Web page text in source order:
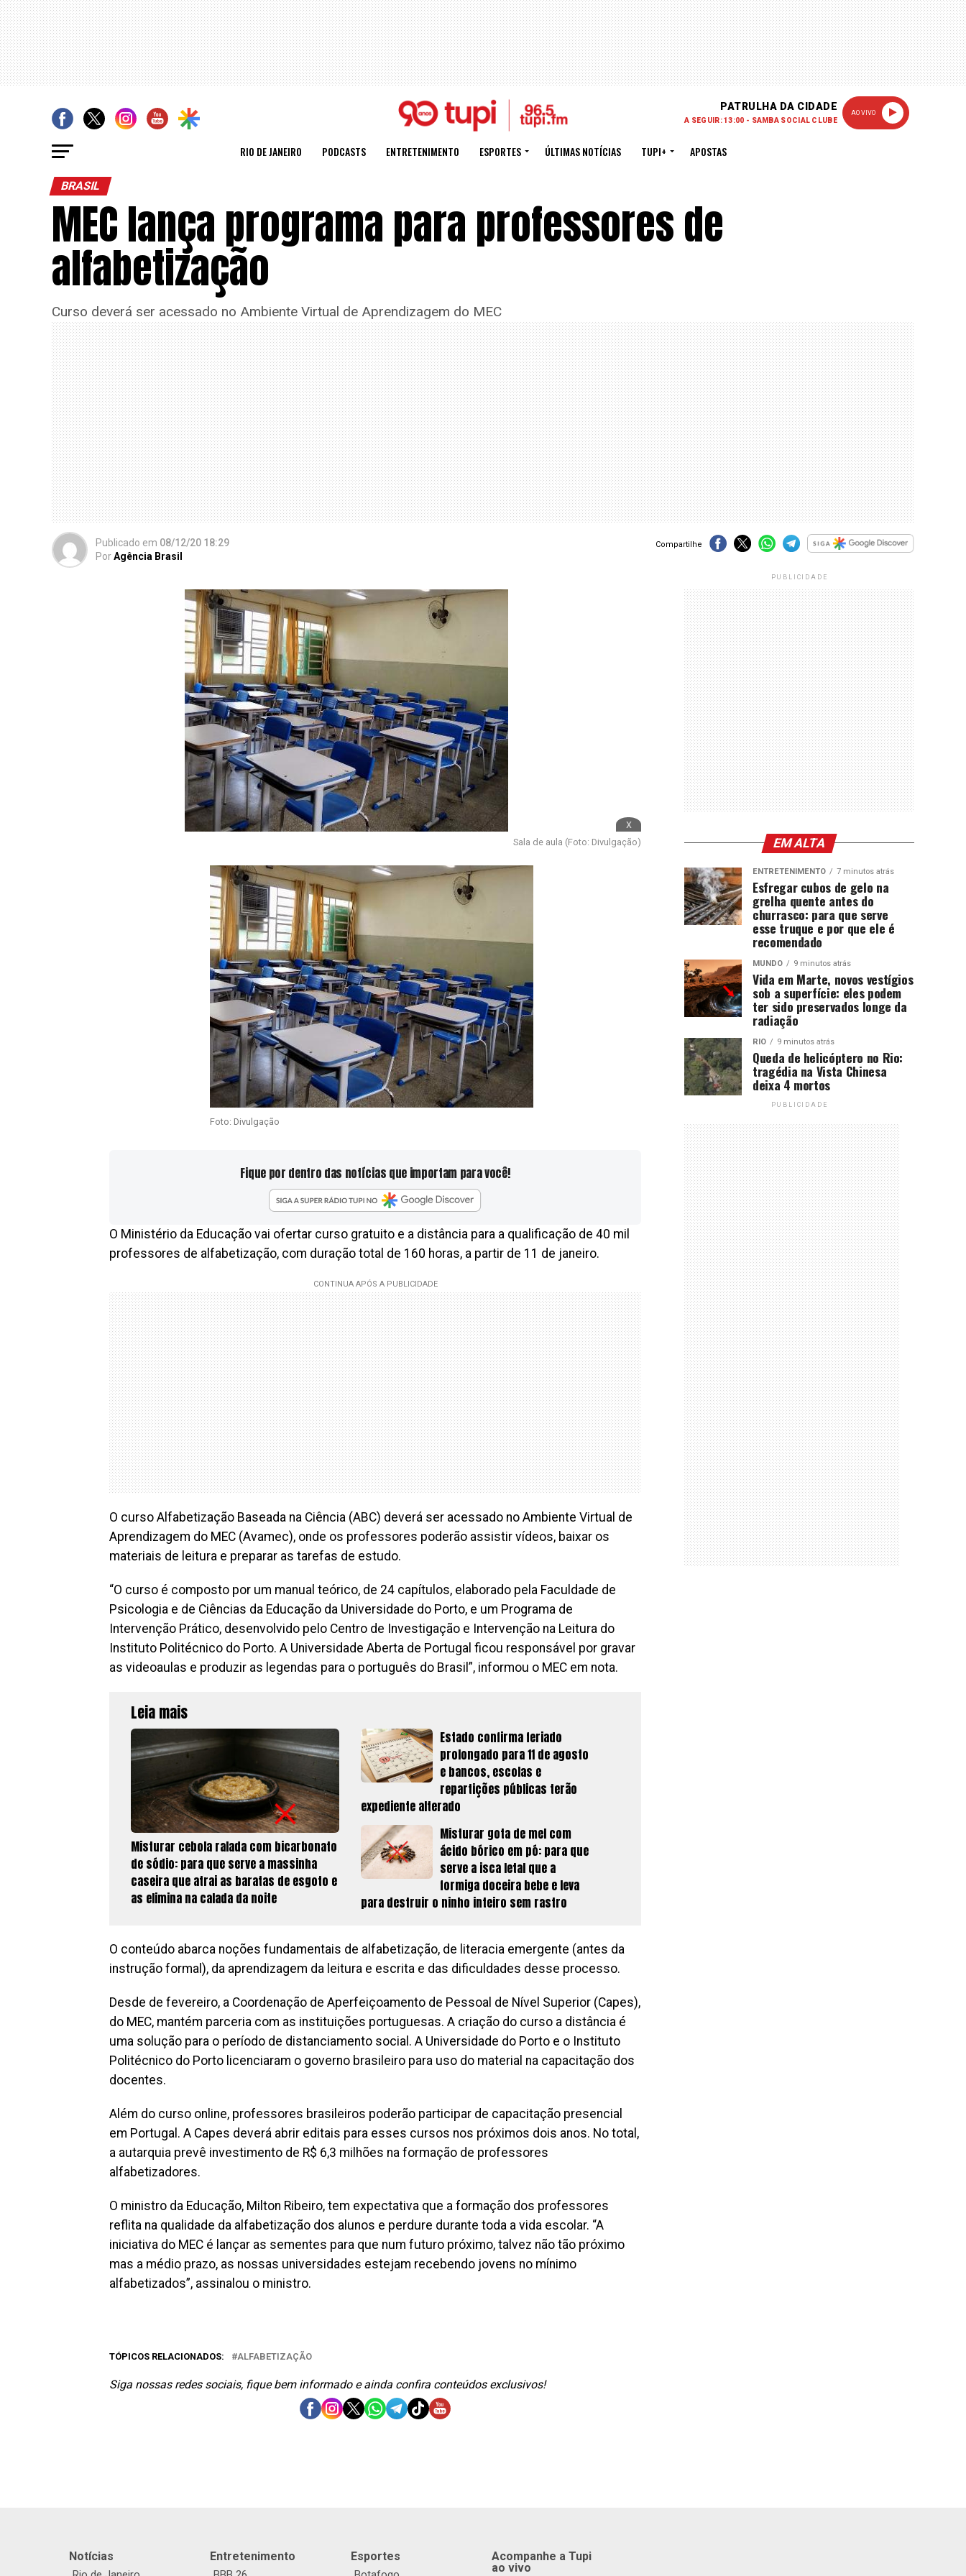
PATRULHA DA CIDADE
A SEGUIR: 13:00 - SAMBA SOCIAL CLUBE
AO VIVO
RIO DE JANEIRO PODCASTS ENTRETENIMENTO ESPORTES ÚLTIMAS NOTÍCIAS TUPI+ APOSTAS
BRASIL
MEC lança programa para professores de
alfabetização
Curso deverá ser acessado no Ambiente Virtual de Aprendizagem do MEC
Publicado em 08/12/20 18:29
PorAgência Brasil
Compartilhe
x
Sala de aula (Foto: Divulgação)
Foto: Divulgação
Fique por dentro das notícias que importam para você!
O Ministério da Educação vai ofertar curso gratuito e a distância para a qualificação de 40 mil
professores de alfabetização, com duração total de 160 horas, a partir de 11 de janeiro.
O curso Alfabetização Baseada na Ciência (ABC) deverá ser acessado no Ambiente Virtual de
Aprendizagem do MEC (Avamec), onde os professores poderão assistir vídeos, baixar os
materiais de leitura e preparar as tarefas de estudo.
“O curso é composto por um manual teórico, de 24 capítulos, elaborado pela Faculdade de
Psicologia e de Ciências da Educação da Universidade do Porto, e um Programa de
Intervenção Prático, desenvolvido pelo Centro de Investigação e Intervenção na Leitura do
Instituto Politécnico do Porto. A Universidade Aberta de Portugal ficou responsável por gravar
as videoaulas e produzir as legendas para o português do Brasil”, informou o MEC em nota.
Leia mais
Misturar cebola ralada com bicarbonato
de sódio: para que serve a massinha
caseira que atrai as baratas de esgoto e
as elimina na calada da noite
Estado confirma feriado
prolongado para 11 de agosto
e bancos, escolas e
repartições públicas terão
expediente alterado
Misturar gota de mel com
ácido bórico em pó: para que
serve a isca letal que a
formiga doceira bebe e leva
para destruir o ninho inteiro sem rastro
O conteúdo abarca noções fundamentais de alfabetização, de literacia emergente (antes da
instrução formal), da aprendizagem da leitura e escrita e das dificuldades desse processo.
Desde de fevereiro, a Coordenação de Aperfeiçoamento de Pessoal de Nível Superior (Capes),
do MEC, mantém parceria com as instituições portuguesas. A criação do curso a distância é
uma solução para o período de distanciamento social. A Universidade do Porto e o Instituto
Politécnico do Porto licenciaram o governo brasileiro para uso do material na capacitação dos
docentes.
Além do curso online, professores brasileiros poderão participar de capacitação presencial
em Portugal. A Capes deverá abrir editais para esses cursos nos próximos dois anos. No total,
a autarquia prevê investimento de R$ 6,3 milhões na formação de professores
alfabetizadores.
O ministro da Educação, Milton Ribeiro, tem expectativa que a formação dos professores
reflita na qualidade da alfabetização dos alunos e perdure durante toda a vida escolar. “A
iniciativa do MEC é lançar as sementes para que num futuro próximo, talvez não tão próximo
mas a médio prazo, as nossas universidades estejam recebendo jovens no mínimo
alfabetizados”, assinalou o ministro.
TÓPICOS RELACIONADOS: ALFABETIZAÇÃO
Siga nossas redes sociais, fique bem informado e ainda confira conteúdos exclusivos!
PUBLICIDADE
EM ALTA
ENTRETENIMENTO 7 minutos atrás
Esfregar cubos de gelo na
grelha quente antes do
churrasco: para que serve
esse truque e por que ele é
recomendado
MUNDO 9 minutos atrás
Vida em Marte, novos vestígios
sob a superfície: eles podem
ter sido preservados longe da
radiação
RIO 9 minutos atrás
Queda de helicóptero no Rio:
tragédia na Vista Chinesa
deixa 4 mortos
PUBLICIDADE
Notícias Entretenimento Esportes
Acompanhe a Tupi
ao vivo